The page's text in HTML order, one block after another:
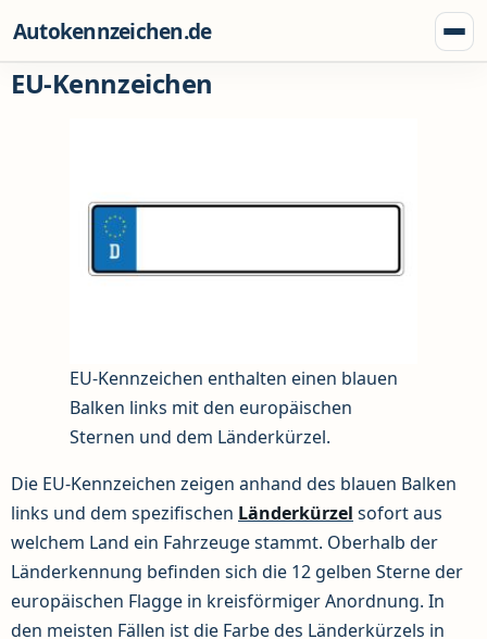
Autokennzeichen.de
EU-Kennzeichen
EU-Kennzeichen enthalten einen blauen
Balken links mit den europäischen
Sternen und dem Länderkürzel.
Die EU-Kennzeichen zeigen anhand des blauen Balken
links und dem spezifischen Länderkürzel sofort aus
welchem Land ein Fahrzeuge stammt. Oberhalb der
Länderkennung befinden sich die 12 gelben Sterne der
europäischen Flagge in kreisförmiger Anordnung. In
den meisten Fällen ist die Farbe des Länderkürzels in